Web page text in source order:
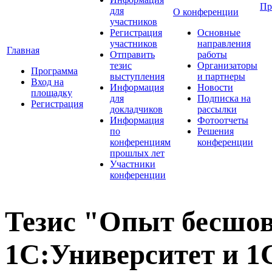
Главная
Программа
Вход на
площадку
Регистрация
для
участников
Регистрация
участников
Отправить
тезис
выступления
Информация
для
докладчиков
Информация
по
конференциям
прошлых лет
Участники
конференции
О конференции
Основные
направления
работы
Организаторы
и партнеры
Новости
Подписка на
рассылки
Фотоотчеты
Решения
конференции
Тезис "Опыт
1С:Университет и